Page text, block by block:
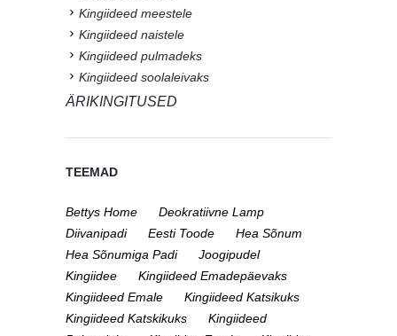
Kingiideed meestele
Kingiideed naistele
Kingiideed pulmadeks
Kingiideed soolaleivaks
ÄRIKINGITUSED
TEEMAD
Bettys Home
Deokratiivne Lamp
Diivanipadi
Eesti Toode
Hea Sõnum
Hea Sõnumiga Padi
Joogipudel
Kingiidee
Kingiideed Emadepäevaks
Kingiideed Emale
Kingiideed Katsikuks
Kingiideed Katskikuks
Kingiideed